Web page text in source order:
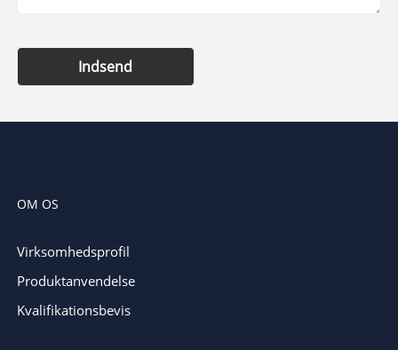
Indsend
OM OS
Virksomhedsprofil
Produktanvendelse
Kvalifikationsbevis